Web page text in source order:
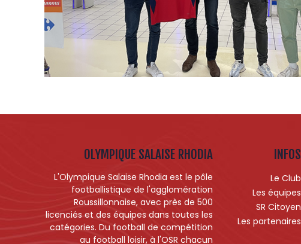
OLYMPIQUE SALAISE RHODIA
L'Olympique Salaise Rhodia est le pôle
footballistique de l'agglomération
Roussillonnaise, avec près de 500
licenciés et des équipes dans toutes les
catégories. Du football de compétition
au football loisir, à l'OSR chacun
INFOS
Le Club
Les équipes
SR Citoyen
Les partenaires